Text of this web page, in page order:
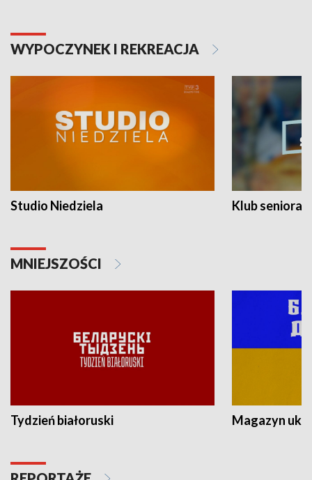
WYPOCZYNEK I REKREACJA
Studio Niedziela Klub seniora
MNIEJSZOŚCI
Tydzień białoruski Magazyn